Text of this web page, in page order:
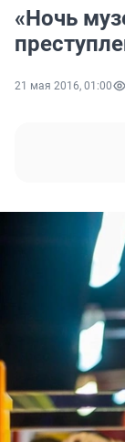
«Ночь
21 мая 2016, 01:00